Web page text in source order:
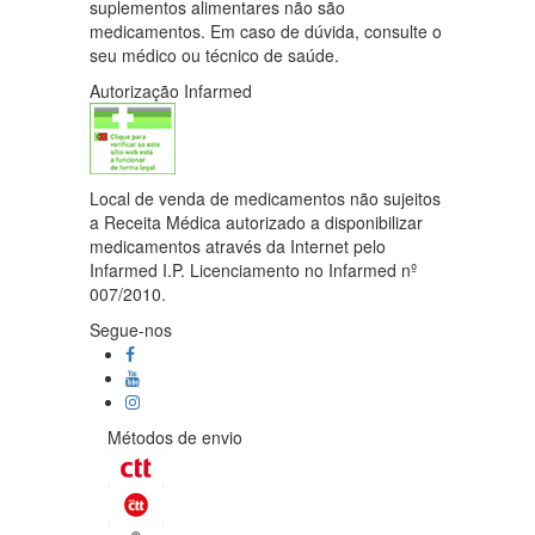
suplementos alimentares não são
medicamentos. Em caso de dúvida, consulte o
seu médico ou técnico de saúde.
Autorização Infarmed
Local de venda de medicamentos não sujeitos
a Receita Médica autorizado a disponibilizar
medicamentos através da Internet pelo
Infarmed I.P. Licenciamento no Infarmed nº
007/2010.
Segue-nos
Métodos de envio